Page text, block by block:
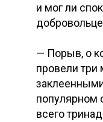
и мог ли
— Порыв, о
провели
популярном
всего